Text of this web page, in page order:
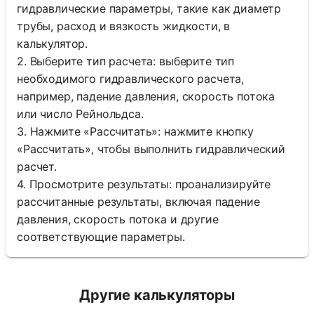
гидравлические параметры, такие как диаметр
трубы, расход и вязкость жидкости, в
калькулятор.
2. Выберите тип расчета: выберите тип
необходимого гидравлического расчета,
например, падение давления, скорость потока
или число Рейнольдса.
3. Нажмите «Рассчитать»: нажмите кнопку
«Рассчитать», чтобы выполнить гидравлический
расчет.
4. Просмотрите результаты: проанализируйте
рассчитанные результаты, включая падение
давления, скорость потока и другие
соответствующие параметры.
Другие калькуляторы